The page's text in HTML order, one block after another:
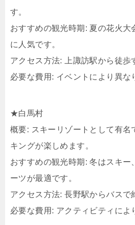
す。​
おすすめの観光時期: 夏の花火大
に人気です。​
アクセス方法: 上諏訪駅から徒歩
必要な費用: イベントにより異な
★白馬村
概要: スキーリゾートとして有名
キングが楽しめます。​
おすすめの観光時期: 冬はスキー
ーツが最適です。​
アクセス方法: 長野駅からバスで
必要な費用: アクティビティによ